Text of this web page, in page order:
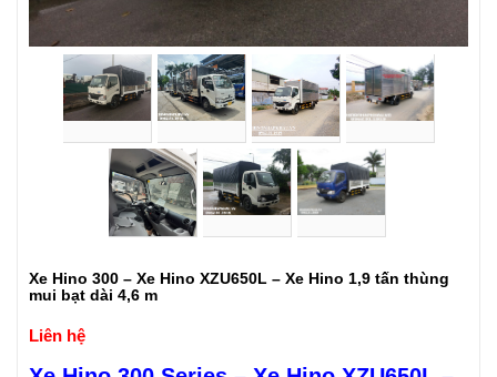
Xe Hino 300 – Xe Hino XZU650L – Xe Hino 1,9 tấn thùng
mui bạt dài 4,6 m
Liên hệ